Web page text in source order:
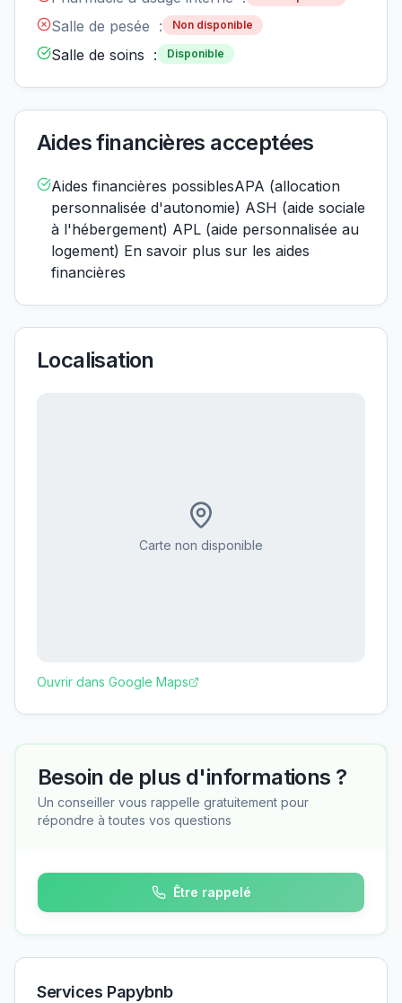
Salle de pesée : Non disponible
Salle de soins : Disponible
Aides financières acceptées
Aides financières possiblesAPA (allocation
personnalisée d'autonomie) ASH (aide sociale
à l'hébergement) APL (aide personnalisée au
logement) En savoir plus sur les aides
financières
Localisation
Carte non disponible
Ouvrir dans Google Maps
Besoin de plus d'informations ?
Un conseiller vous rappelle gratuitement pour
répondre à toutes vos questions
Être rappelé
Services Papybnb